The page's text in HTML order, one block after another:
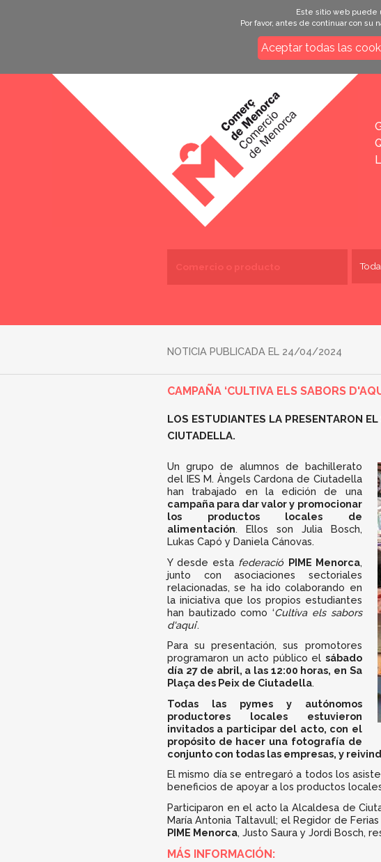
Este sitio web puede
Por favor, antes de continuar con
Aceptar todas las
NOTICIA PUBLICADA EL 24/04/2024
CAMPAÑA ‘CULTIVA ELS SABORS
LOS ESTUDIANTES LA PRESENTARON
CIUTADELLA.
Un grupo de alumnos de bachillerato
del IES M. Àngels Cardona de Ciutadella
han trabajado en la edición de una
campaña para dar valor y promocionar
los productos locales de
alimentación. Ellos son Julia Bosch,
Lukas Capó y Daniela Cánovas.
Y desde esta federació PIME Menorca,
junto con asociaciones sectoriales
relacionadas, se ha ido colaborando en
la iniciativa que los propios estudiantes
han bautizado como ‘Cultiva els sabors
d'aquí’.
Para su presentación, sus promotores
programaron un acto público el sábado
día 27 de abril, a las 12:00 horas, en Sa
Plaça des Peix de Ciutadella.
Todas las pymes y autónomos
productores locales estuvieron
invitados a participar del acto, con el
propósito de hacer una fotografía de
conjunto con todas las empresas, y
El mismo día se entregaró a todos los
beneficios de apoyar a los productos
Participaron en el acto la Alcaldesa de
María Antonia Taltavull; el Regidor de
PIME Menorca, Justo Saura y Jordi Bosch,
MÁS INFORMACIÓN: